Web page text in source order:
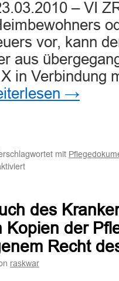
– VI
vor, kann
aus
in Verbindung
→
mit
für
Krankenversicherer
übergegangenen
Recht
auf
Akteneinsicht
in
des
Kopien der
Recht
raskwar